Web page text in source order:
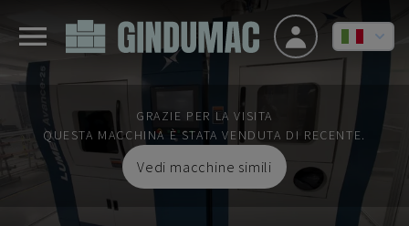
GRAZIE PER LA VISITA
QUESTA MACCHINA È STATA VENDUTA DI RECENTE.
Vedi macchine simili